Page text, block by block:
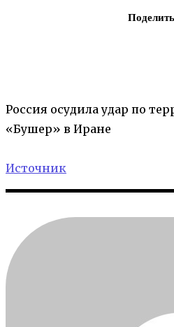
Россия осудила удар по
«Бушер» в Иране
Источник